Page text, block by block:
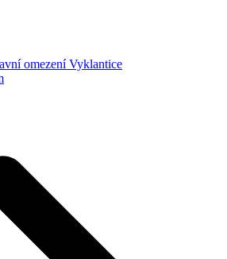
omezení Vyklantice